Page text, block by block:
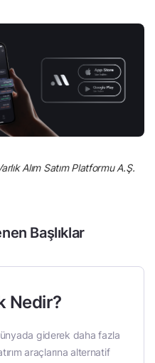
Alım Satım Platformu A.Ş.
Başlıklar
Nedir?
giderek daha fazla
araçlarına alternatif